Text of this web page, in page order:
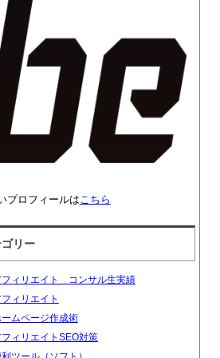
プロフィールは こちら
リー
フィリエイト コンサル生実績
ィリエイト
ムページ作成術
ィリエイトSEO対策